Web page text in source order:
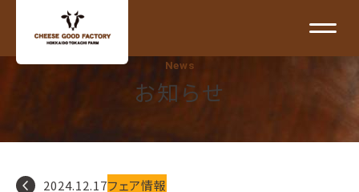
News
お知らせ
navigate_before 2024.12.17フェア情報